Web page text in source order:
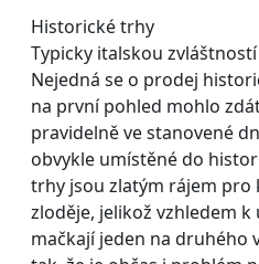
Historické trhy
Typicky italskou
Nejedná se o prodej
na první pohled mohlo
pravidelně ve stanovené
obvykle umístěné do
trhy jsou zlatým rájem pro
zloděje, jelikož vzhledem
mačkají jeden na druhého